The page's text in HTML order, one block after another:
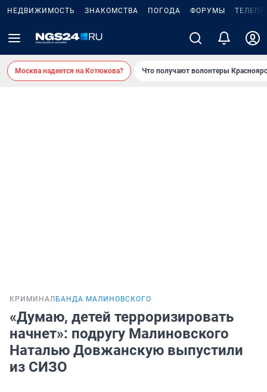
НЕДВИЖИМОСТЬ ЗНАКОМСТВА ПОГОДА ФОРУМЫ
Москва надеется на Котюкова? Что получают волонтеры
КРИМИНАЛ БАНДА МАЛИНОВСКОГО
«Думаю, детей терроризировать
начнет»: подругу Малиновского
Наталью Довжанскую выпустили
из СИЗО